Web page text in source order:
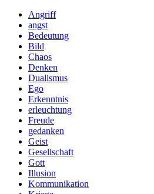
Angriff
angst
Bedeutung
Bild
Chaos
Denken
Dualismus
Ego
Erkenntnis
erleuchtung
Freude
gedanken
Geist
Gesellschaft
Gott
Illusion
Kommunikation